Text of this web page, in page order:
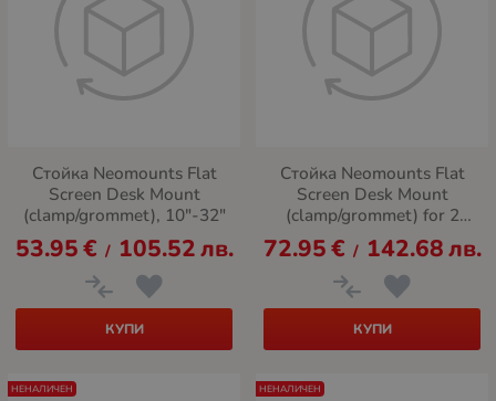
Стойка Neomounts Flat
Screen Desk Mount
(clamp/grommet), 10"-32"
53.95€ / 105.52лв.
КУПИ
Стойка Neomounts Flat
Screen Desk Mount
(clamp/grommet) for 2
screens, 10"-32"
72.95€ / 142.68лв.
КУПИ
НЕНАЛИЧЕН НЕНАЛИЧЕН